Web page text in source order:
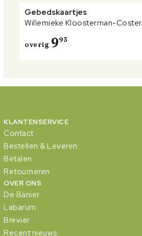
Gebedskaartjes
Willemieke Kloosterman-Coster
overig 995
KLANTENSERVICE
Contact
Bestellen & Leveren
Betalen
Retourneren
OVER ONS
De Banier
Labarum
Brevier
Recent nieuws